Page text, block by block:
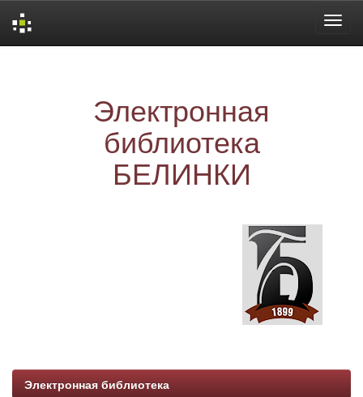
Электронная
библиотека
БЕЛИНКИ
Электронная библиотека